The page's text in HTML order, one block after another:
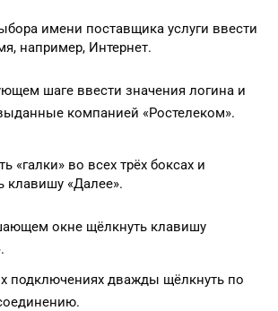
имени поставщика услуги ввести
например, Интернет.
шаге ввести значения логина и
компанией «Ростелеком».
«галки» во всех трёх боксах и
клавишу «Далее».
окне щёлкнуть клавишу
подключениях дважды щёлкнуть по